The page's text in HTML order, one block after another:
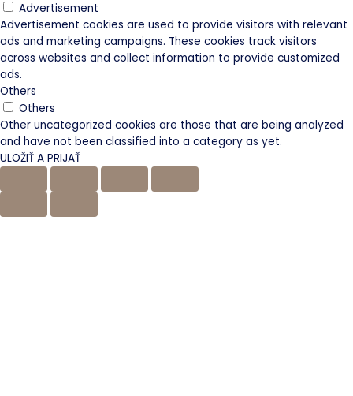
Advertisement
Advertisement cookies are used to provide visitors with relevant
ads and marketing campaigns. These cookies track visitors
across websites and collect information to provide customized
ads.
Others
Others
Other uncategorized cookies are those that are being analyzed
and have not been classified into a category as yet.
ULOŽIŤ A PRIJAŤ